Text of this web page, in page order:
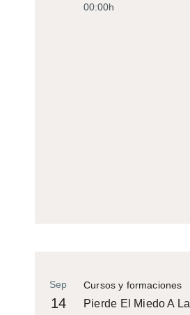
00:00h
Cursos y formaciones
Sep
14
Pierde El Miedo A La